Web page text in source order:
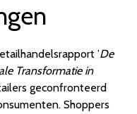
’De
Transformatie in
geconfronteerd
Shoppers